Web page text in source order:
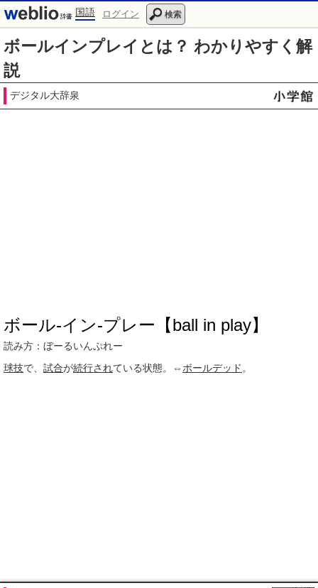
国語 ログイン 検索
ボールインプレイとは？ わかりやすく解
説
デジタル大辞泉
ボール‐イン‐プレー【ball in play】
読み方：ぼーるいんぷれー
球技で、 試合が続行されている状態。⇔ ボールデッド 。